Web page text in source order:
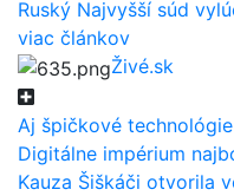
Ruský Najvyšší súd
viac článkov
Živé.sk
Aj špičkové
Digitálne impérium
Kauza Šiškáči otvorila